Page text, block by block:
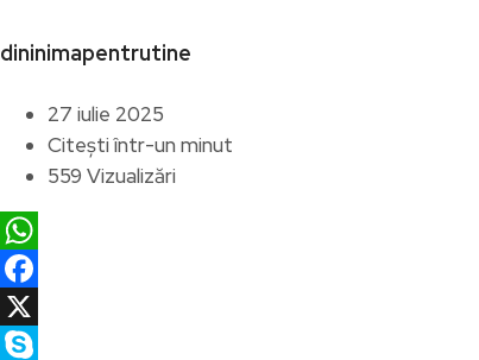
dininimapentrutine
27 iulie 2025
Citești într-un minut
559 Vizualizări
WhatsApp
Facebook
X